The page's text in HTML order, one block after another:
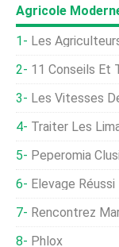
Agricole
Les Agriculteurs En
11 Conseils Et
Les Vitesses De Main-
Traiter Les
Peperomia
Élevage
Rencontrez
Phlox